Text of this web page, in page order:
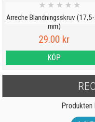
Arreche Blandningsskruv
mm)
★ ★ ★ ★ ★
29.00 kr
KÖP
Produkten